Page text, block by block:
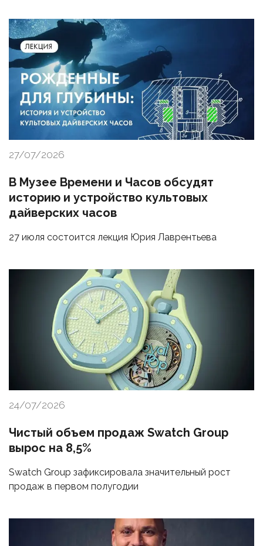
27/07/2026
В Музее Времени и Часов обсудят
историю и устройство культовых
дайверских часов
27 июля состоится лекция Юрия Лаврентьева
24/07/2026
Чистый объем продаж Swatch Group
вырос на 8,5%
Swatch Group зафиксировала значительный рост
продаж в первом полугодии